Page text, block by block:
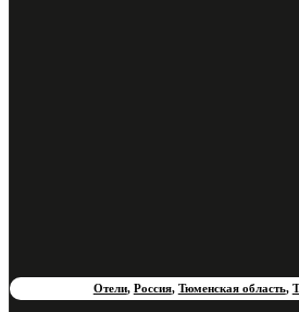
Отели, Россия, Тюменская область,